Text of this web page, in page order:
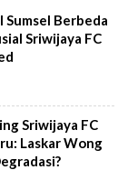
Sumsel Berbeda
Sriwijaya FC
Sriwijaya FC
Laskar Wong